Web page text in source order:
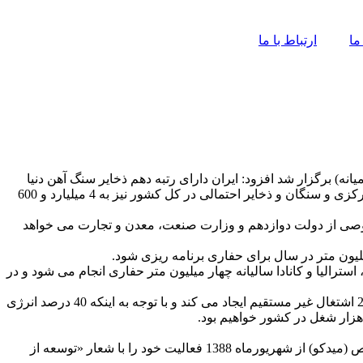
ارتباط با ما
برگزار شد افزود: ایران دارای رتبه دهم ذخایر سنگ آهن دنیا
است و براساس برآوردهای انجام شده میزان ذخایر قطعی سنگ آهن در سال 1404 به 2 میلیارد و 700 میلیون تن در مناطق گل گهر، ایران مرکزی و سنگان و ذخایر احتمالی در کل کشور نیز به 4 میلیارد و 600
یک شرکت صد درصد خصوصی از دولت دوازدهم و وزارت صنعت، معدن و تجارت می خواهد
متر در سال برای حفاری برنامه ریزی شود.
و کانادا سالیانه چهار میلیون متر حفاری انجام می شود و در
هیات مدیره میدکو با اشاره به نامگذاری سال اقتصادی مقاومتی؛ تولید و اشتغال تاکید کرد: در صنایعی مثل فولاد هر اشتغال مستقیم 10 تا 20 اشتغال غیر مستقیم ایجاد می کند و با توجه به اینکه 40 درصد انرژی
عضو هیات مدیره میدکو ضمن ارایه گزارشی از عملکرد این شرکت ، گفت: شرکت مادر تخصصی (هلدینگ) توسعه معادن و صنایع معادن خاص (میدکو) از شهریورماه 1388 فعالیت خود را با شعار «توسعه از